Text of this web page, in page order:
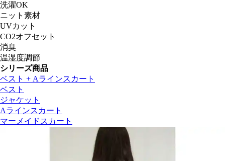
洗濯OK
ニット素材
UVカット
CO2オフセット
消臭
温湿度調節
シリーズ商品
ベスト + Aラインスカート
ベスト
ジャケット
Aラインスカート
マーメイドスカート